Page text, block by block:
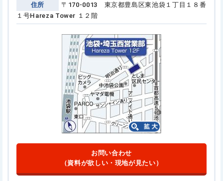
住所
〒170-0013 東京都豊島区東池袋１丁目１８番
１号Hareza Tower １２階
お問い合わせ
（資料が欲しい・現地が見たい）